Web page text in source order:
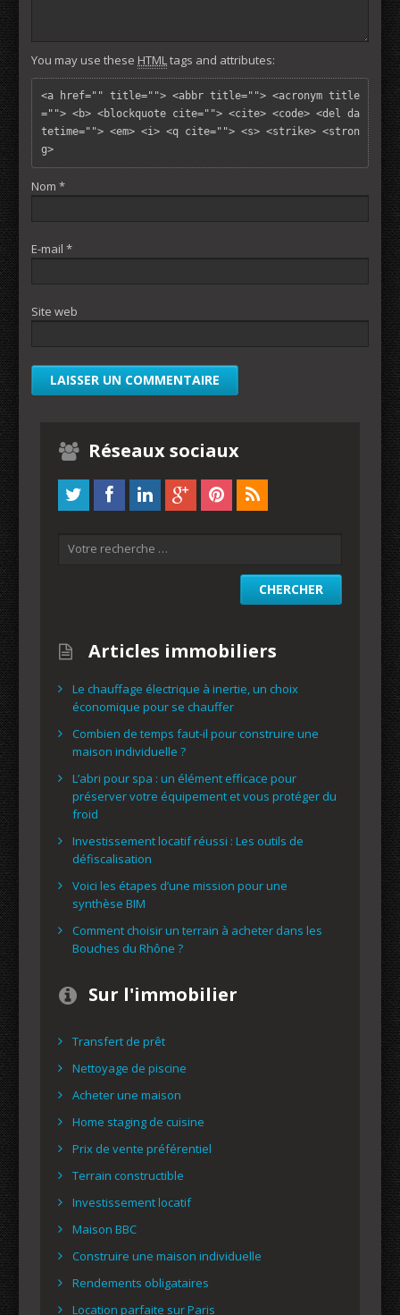
You may use these HTMLtags and attributes:
<a href="" title=""> <abbr title=""> <acronym title
=""> <b> <blockquote cite=""> <cite> <code> <del da
tetime=""> <em> <i> <q cite=""> <s> <strike> <stron
g>
Nom *
E-mail *
Site web
Réseaux sociaux
Articles immobiliers
Le chauffage électrique à inertie, un choix
économique pour se chauffer
Combien de temps faut-il pour construire une
maison individuelle ?
L’abri pour spa : un élément efficace pour
préserver votre équipement et vous protéger du
froid
Investissement locatif réussi : Les outils de
défiscalisation
Voici les étapes d’une mission pour une
synthèse BIM
Comment choisir un terrain à acheter dans les
Bouches du Rhône ?
Sur l'immobilier
Transfert de prêt
Nettoyage de piscine
Acheter une maison
Home staging de cuisine
Prix de vente préférentiel
Terrain constructible
Investissement locatif
Maison BBC
Construire une maison individuelle
Rendements obligataires
Location parfaite sur Paris